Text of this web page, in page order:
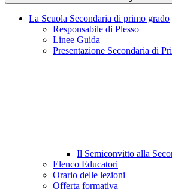
La Scuola Secondaria di primo grado
Responsabile di Plesso
Linee Guida
Presentazione Secondaria di
Il Semiconvitto alla
Elenco Educatori
Orario delle lezioni
Offerta formativa